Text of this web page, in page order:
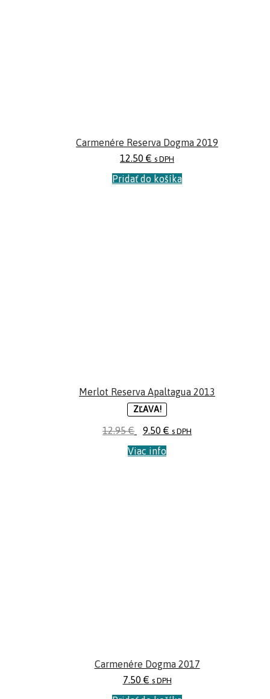
Carmenére Reserva Dogma 2019
12.50 € s DPH
Pridať do košíka
Merlot Reserva Apaltagua 2013
ZĽAVA!
12.95€ 9.50 € s DPH
Viac info
Carmenére Dogma 2017
7.50 € s DPH